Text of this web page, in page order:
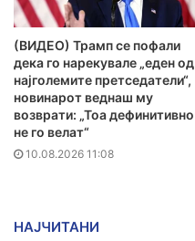
(ВИДЕО) Трамп се пофали
дека го нарекувале „еден од
најголемите претседатели“,
новинарот веднаш му
возврати: „Тоа дефинитивно
не го велат“
10.08.2026 11:08
НАЈЧИТАНИ